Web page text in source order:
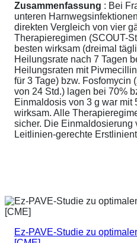
Zusammenfassung : Bei
unteren
direkten Vergleich von vier
Therapieregimen (SCOUT-
besten wirksam (dreimal
Heilungsrate nach 7 Tagen
Heilungsraten mit
für 3 Tage) bzw. Fosfomycin
von 24 Std.) lagen bei 70%
Einmaldosis von 3 g war mit
wirksam. Alle
sicher. Die Einmaldosierung
Leitlinien-gerechte
Ez-PAVE-Studie zu